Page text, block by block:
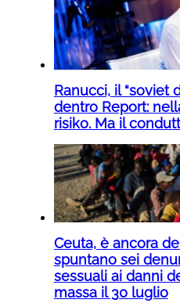
Ranucci, il “soviet
dentro Report:
risiko. Ma il
Ceuta, è ancora
spuntano sei
sessuali ai danni
massa il 30 luglio